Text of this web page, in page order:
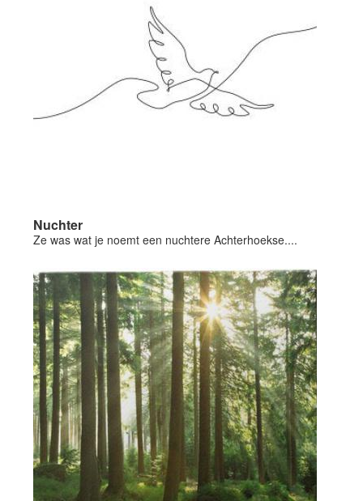
Nuchter
Ze was wat je noemt een nuchtere Achterhoekse....